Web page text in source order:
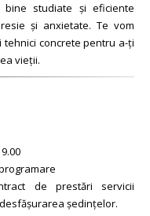
studiate și eficiente
și anxietate. Te vom
concrete pentru a-ți
vieții.
de prestări servicii
ședințelor.